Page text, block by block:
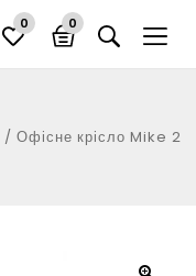
0 0
/ Офісне крісло Mike 2